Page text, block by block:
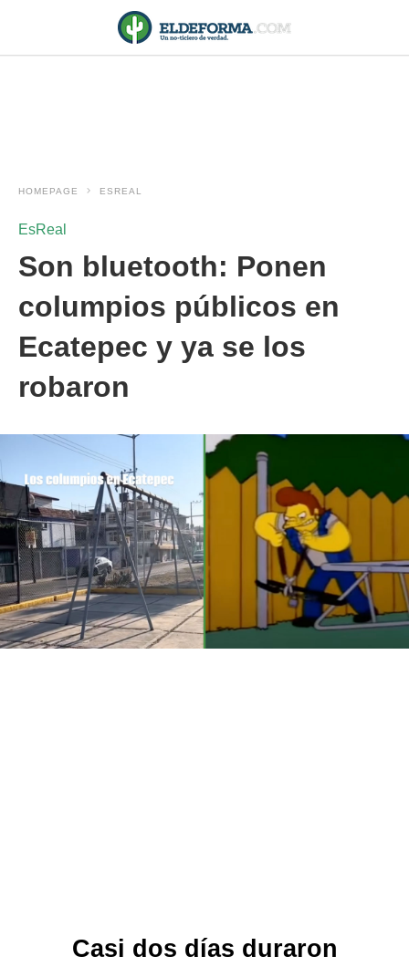
HOMEPAGE ESREAL
EsReal
Son bluetooth: Ponen
columpios públicos en
Ecatepec y ya se los
robaron
Casi dos días duraron